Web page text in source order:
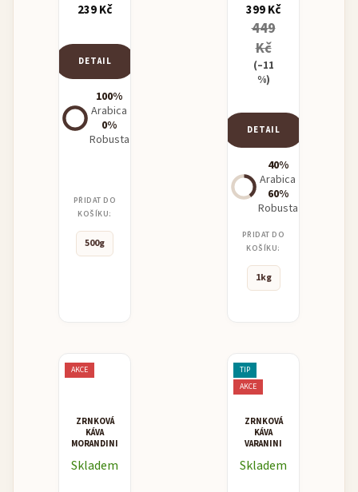
239 Kč
DETAIL
100%
Arabica
0%
Robusta
PŘIDAT DO
KOŠÍKU:
500g
399 Kč
449
Kč
(–11
%)
DETAIL
40%
Arabica
60%
Robusta
PŘIDAT DO
KOŠÍKU:
1kg
AKCE
ZRNKOVÁ
KÁVA
MORANDINI
CREMA
Skladem
TIP
AKCE
ZRNKOVÁ
KÁVA
VARANINI
ESPRESSO
Skladem